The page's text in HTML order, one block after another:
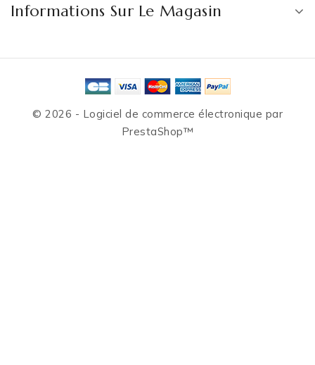
Informations Sur Le Magasin
© 2026 - Logiciel de commerce électronique par
PrestaShop™